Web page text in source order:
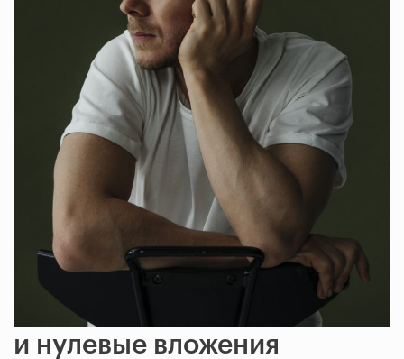
Бизнес на коленке
и нулевые вложения